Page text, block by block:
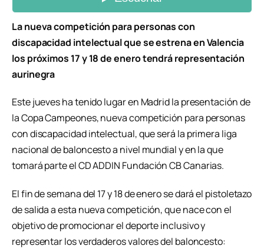
La nueva competición para personas con
discapacidad intelectual que se estrena en Valencia
los próximos 17 y 18 de enero tendrá representación
aurinegra
Este jueves ha tenido lugar en Madrid la presentación de
la Copa Campeones, nueva competición para personas
con discapacidad intelectual, que será la primera liga
nacional de baloncesto a nivel mundial y en la que
tomará parte el CD ADDIN Fundación CB Canarias.
El fin de semana del 17 y 18 de enero se dará el pistoletazo
de salida a esta nueva competición, que nace con el
objetivo de promocionar el deporte inclusivo y
representar los verdaderos valores del baloncesto: